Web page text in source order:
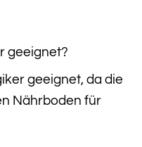
geeignet?
geeignet, da die
Nährboden für